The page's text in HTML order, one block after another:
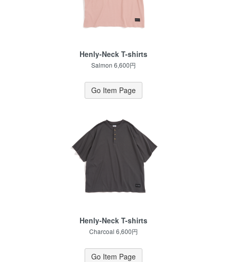
Henly-Neck T-shirts
Salmon 6,600円
Go Item Page
Henly-Neck T-shirts
Charcoal 6,600円
Go Item Page